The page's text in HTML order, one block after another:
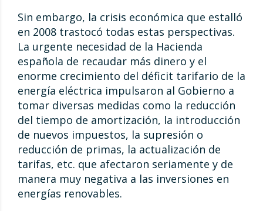
Sin embargo, la crisis económica que estalló
en 2008 trastocó todas estas perspectivas.
La urgente necesidad de la Hacienda
española de recaudar más dinero y el
enorme crecimiento del déficit tarifario de la
energía eléctrica impulsaron al Gobierno a
tomar diversas medidas como la reducción
del tiempo de amortización, la introducción
de nuevos impuestos, la supresión o
reducción de primas, la actualización de
tarifas, etc. que afectaron seriamente y de
manera muy negativa a las inversiones en
energías renovables.